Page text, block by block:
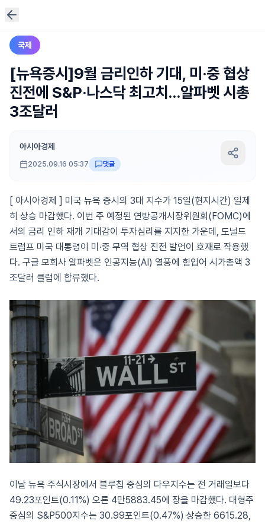
국제
[뉴욕증시]9월 금리인하 기대, 미·중 협상
진전에 S&P·나스닥 최고치…알파벳 시총
3조달러
아시아경제
2025.09.16 05:37 댓글
[ 아시아경제 ] 미국 뉴욕 증시의 3대 지수가 15일(현지시간) 일제
히 상승 마감했다. 이번 주 예정된 연방공개시장위원회(FOMC)에
서의 금리 인하 재개 기대감이 투자심리를 지지한 가운데, 도널드
트럼프 미국 대통령이 미·중 무역 협상 진전 발언이 호재로 작용했
다. 구글 모회사 알파벳은 인공지능(AI) 열풍에 힘입어 시가총액 3
조달러 클럽에 합류했다.
이날 뉴욕 주식시장에서 블루칩 중심의 다우지수는 전 거래일보다
49.23포인트(0.11%) 오른 4만5883.45에 장을 마감했다. 대형주
중심의 S&P500지수는 30.99포인트(0.47%) 상승한 6615.28,